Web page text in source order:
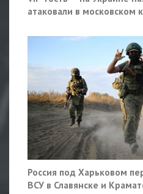
атаковали в московском
Россия под Харьковом
ВСУ в Славянске и